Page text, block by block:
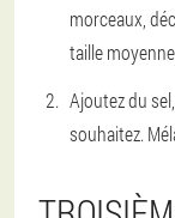
morceaux,
taille
Ajoutez du
souhaitez.